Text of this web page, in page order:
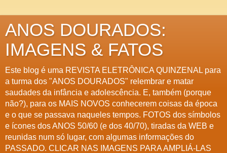
ANOS DOURADOS:
IMAGENS & FATOS
Este blog é uma REVISTA ELETRÔNICA QUINZENAL para
a turma dos "ANOS DOURADOS" relembrar e matar
saudades da infância e adolescência. E, também (porque
não?), para os MAIS NOVOS conhecerem coisas da época
e o que se passava naqueles tempos. FOTOS dos símbolos
e ícones dos ANOS 50/60 (e dos 40/70), tiradas da WEB e
reunidas num só lugar, com algumas informações do
PASSADO. CLICAR NAS IMAGENS PARA AMPLIÁ-LAS